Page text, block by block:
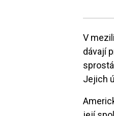
V
dávají
Jejich